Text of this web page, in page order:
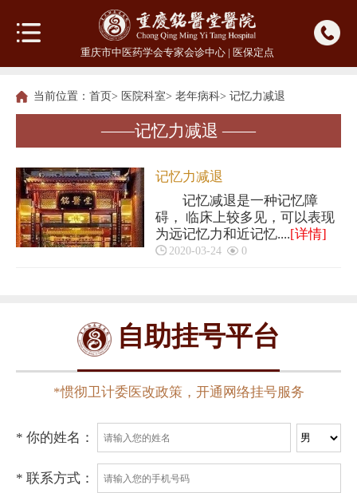
重庆市中医药学会专家会诊中心 | 医保定点
当前位置：首页> 医院科室>老年病科>记忆力减退
——记忆力减退 ——
记忆力减退
记忆减退是一种记忆障
碍， 临床上较多见，可以表现
为远记忆力和近记忆....[详情]
2020-03-24 0
自助挂号平台
*惯彻卫计委医改政策，开通网络挂号服务
* 你的姓名：
* 联系方式：